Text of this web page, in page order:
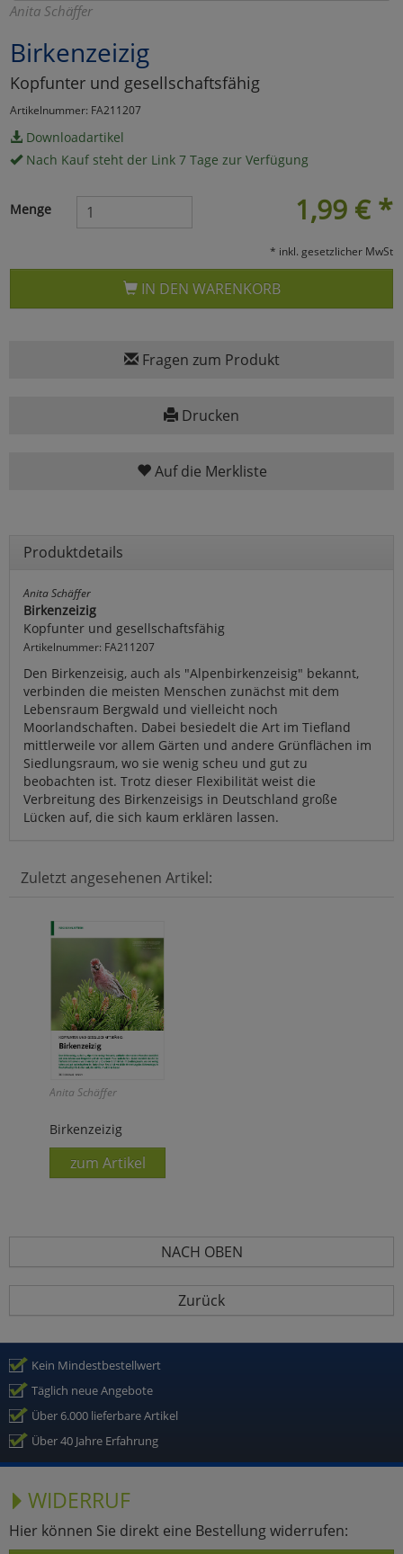
Anita Schäffer
Birkenzeizig
Kopfunter und gesellschaftsfähig
Artikelnummer: FA211207
Downloadartikel
Nach Kauf steht der Link 7 Tage zur Verfügung
1,99 € *
Menge
* inkl. gesetzlicher MwSt
IN DEN WARENKORB
Fragen zum Produkt
Drucken
Auf die Merkliste
Produktdetails
Anita Schäffer
Birkenzeizig
Kopfunter und gesellschaftsfähig
Artikelnummer: FA211207
Den Birkenzeisig, auch als "Alpenbirkenzeisig" bekannt,
verbinden die meisten Menschen zunächst mit dem
Lebensraum Bergwald und vielleicht noch
Moorlandschaften. Dabei besiedelt die Art im Tiefland
mittlerweile vor allem Gärten und andere Grünflächen im
Siedlungsraum, wo sie wenig scheu und gut zu
beobachten ist. Trotz dieser Flexibilität weist die
Verbreitung des Birkenzeisigs in Deutschland große
Lücken auf, die sich kaum erklären lassen.
Zuletzt angesehenen Artikel:
Anita Schäffer
Birkenzeizig
zum Artikel
NACH OBEN
Zurück
Kein Mindestbestellwert
Täglich neue Angebote
Über 6.000 lieferbare Artikel
Über 40 Jahre Erfahrung
WIDERRUF
Hier können Sie direkt eine Bestellung widerrufen:
Umfragetools
Cookies
Alle Akzeptieren
zurück
zu Haupptseite